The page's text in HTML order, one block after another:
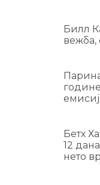
Билл
вежба,
Бетх
12
нето